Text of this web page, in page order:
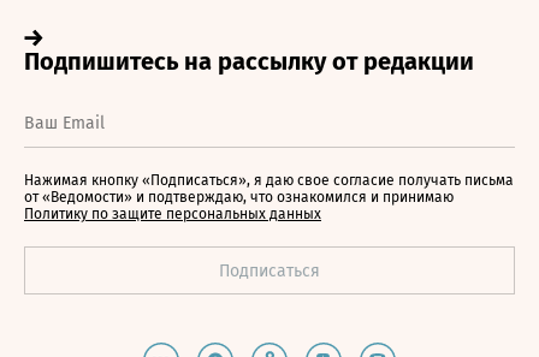
Нажимая кнопку «Подписаться», я даю свое согласие получать письма
от «Ведомости» и подтверждаю, что ознакомился и принимаю
Политику по защите персональных данных